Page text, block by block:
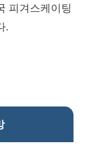
피겨스케이팅
.